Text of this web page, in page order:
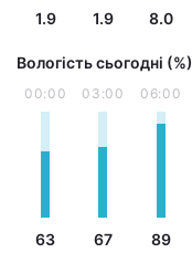
1.9 1.9 8.0
Вологість сьогодні (%)
00:00
63
03:00
67
06:00
89